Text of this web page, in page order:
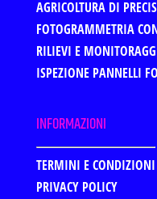
AGRICOLTURA DI
FOTOGRAMMETRIA
RILIEVI E
ISPEZIONE PANNELLI
INFORMAZIONI
TERMINI E CONDIZIONI
PRIVACY POLICY